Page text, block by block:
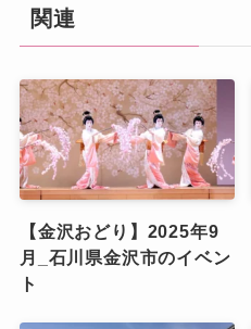
関連
【金沢おどり】2025年9
月_石川県金沢市のイベン
ト